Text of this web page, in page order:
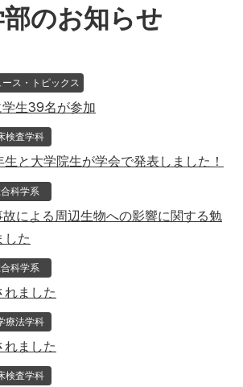
寄附
のお知らせ
年8月6日
ース・トピックス
生39名が参加
8月5日
検査学科
と大学院生が学会で発表しました！
8月4日
科学系
故による周辺生物への影響に関する勉
した
8月3日
科学系
れました
7月30日
療法学科
れました
7月29日
検査学科